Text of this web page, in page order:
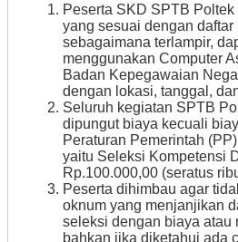
Peserta SKD SPTB
yang sesuai dengan daftar
sebagaimana terlampir,
menggunakan Computer
Badan Kepegawaian
dengan lokasi, tanggal,
Seluruh kegiatan SPTB
dipungut biaya kecuali
Peraturan Pemerintah
yaitu Seleksi Kompetensi
Rp.100.000,00 (seratus
Peserta dihimbau agar
oknum yang menjanjikan
seleksi dengan biaya atau
bahkan jika diketahui ada